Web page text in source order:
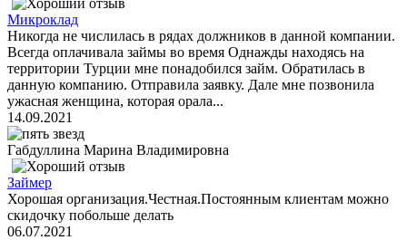
Микроклад
Никогда не числилась в рядах должников в данной компании.
Всегда оплачивала займы во время Однажды находясь на
территории Турции мне понадобился займ. Обратилась в
данную компанию. Отправила заявку. Дале мне позвонила
ужасная женщина, которая орала...
14.09.2021
Габдуллина Марина Владимировна
Займер
Хорошая организация.Честная.Постоянным клиентам можно
скидочку побольше делать
06.07.2021